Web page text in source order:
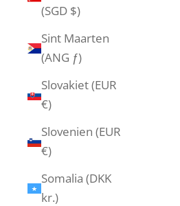
(SGD $)
Sint Maarten
(ANG ƒ)
Slovakiet (EUR
€)
Slovenien (EUR
€)
Somalia (DKK
kr.)